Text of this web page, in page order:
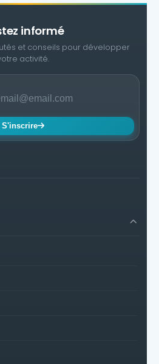
informé
et conseils pour développer
activité.
S'inscrire